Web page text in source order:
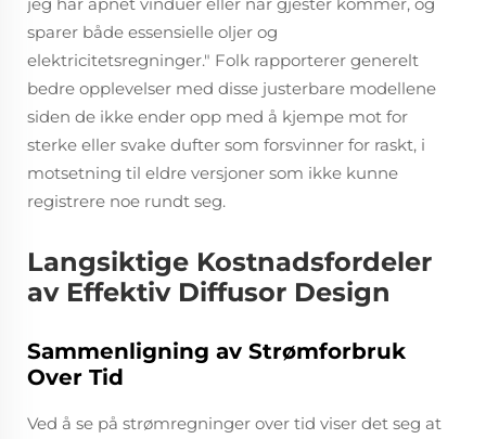
sparer både essensielle oljer og
elektricitetsregninger." Folk rapporterer generelt
bedre opplevelser med disse justerbare modellene
siden de ikke ender opp med å kjempe mot for
sterke eller svake dufter som forsvinner for raskt, i
motsetning til eldre versjoner som ikke kunne
registrere noe rundt seg.
Langsiktige Kostnadsfordeler
av Effektiv Diffusor Design
Sammenligning av Strømforbruk
Over Tid
Ved å se på strømregninger over tid viser det seg at